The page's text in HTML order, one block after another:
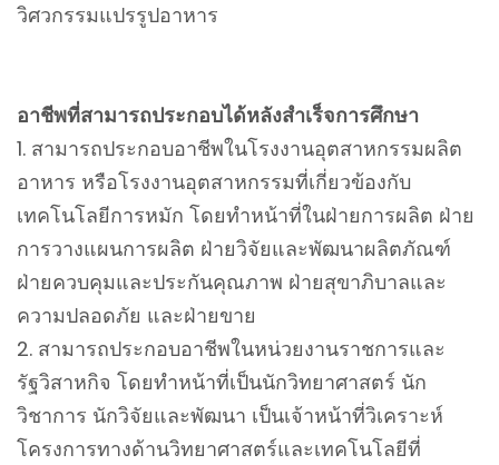
วิศวกรรมแปรรูปอาหาร
อาชีพที่สามารถประกอบได้หลังสำเร็จการศึกษา
สามารถประกอบอาชีพในโรงงานอุตสาหกรรมผลิต
อาหาร หรือโรงงานอุตสาหกรรมที่เกี่ยวข้องกับ
เทคโนโลยีการหมัก โดยทำหน้าที่ในฝ่ายการผลิต ฝ่าย
การวางแผนการผลิต ฝ่ายวิจัยและพัฒนาผลิตภัณฑ์
ฝ่ายควบคุมและประกันคุณภาพ ฝ่ายสุขาภิบาลและ
ความปลอดภัย และฝ่ายขาย
สามารถประกอบอาชีพในหน่วยงานราชการและ
รัฐวิสาหกิจ โดยทำหน้าที่เป็นนักวิทยาศาสตร์ นัก
วิชาการ นักวิจัยและพัฒนา เป็นเจ้าหน้าที่วิเคราะห์
โครงการทางด้านวิทยาศาสตร์และเทคโนโลยีที่